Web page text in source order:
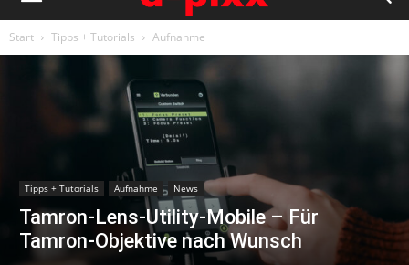
Start Tipps + Tutorials Aufnahme
Tipps + Tutorials Aufnahme News
Tamron-Lens-Utility-Mobile – Für
Tamron-Objektive nach Wunsch